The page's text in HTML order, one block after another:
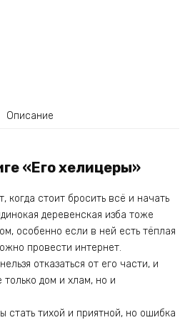
Описание
«Его хелицеры»
когда стоит бросить всё и начать
деревенская изба тоже
особенно если в ней есть тёплая
провести интернет.
отказаться от его части, и
только дом и хлам, но и
стать тихой и приятной, но ошибка